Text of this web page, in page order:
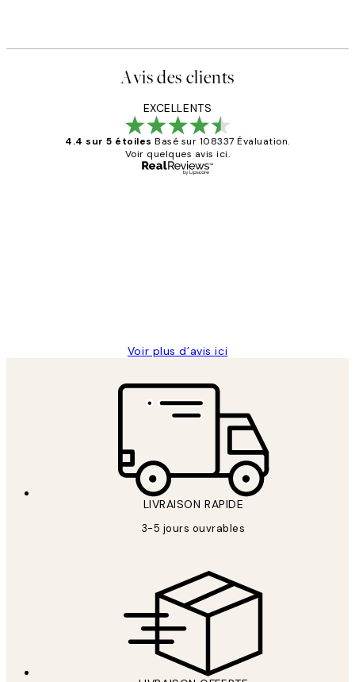
Avis des clients
EXCELLENTS
4.4 sur 5 étoiles Basé sur 108337 Évaluation.
Voir quelques avis ici.
Voir plus d’avis ici
LIVRAISON RAPIDE
3-5 jours ouvrables